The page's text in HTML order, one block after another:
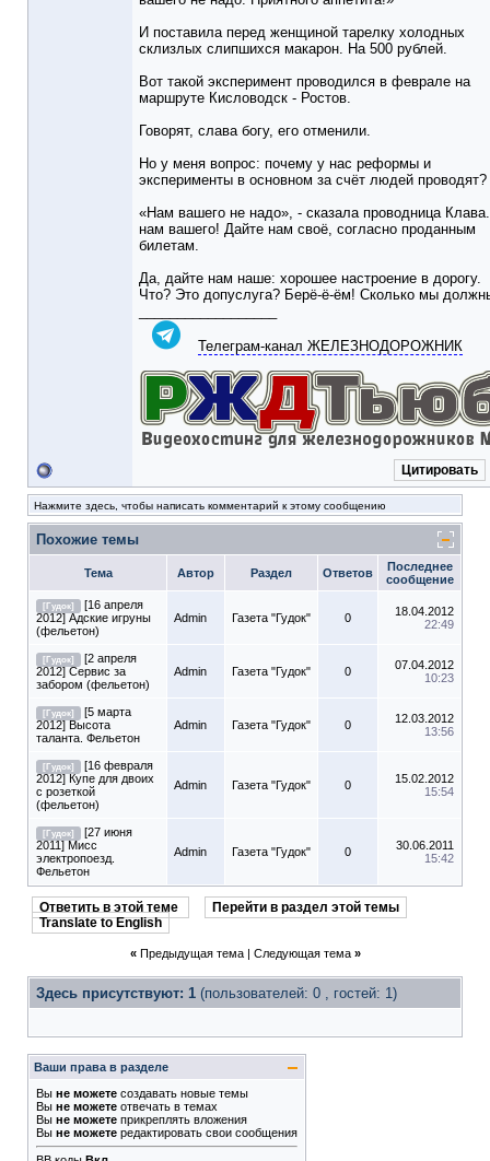
И поставила перед женщиной тарелку холодных
склизлых слипшихся макарон. На 500 рублей.
Вот такой эксперимент проводился в феврале на
маршруте Кисловодск - Ростов.
Говорят, слава богу, его отменили.
Но у меня вопрос: почему у нас реформы и
эксперименты в основном за счёт людей проводят?
«Нам вашего не надо», - сказала проводница
нам вашего! Дайте нам своё, согласно проданным
билетам.
Да, дайте нам наше: хорошее настроение в дорогу.
Что? Это допуслуга? Берё-ё-ём! Сколько мы
Телеграм-канал ЖЕЛЕЗНОДОРОЖНИК
Цитировать
Нажмите здесь, чтобы написать комментарий к этому сообщению
Похожие темы
Тема Автор Раздел Ответов
Последнее
сообщение
[Гудок]
[16 апреля
2012] Адские игруны
(фельетон)
Admin Газета "Гудок" 0
18.04.2012
22:49
[Гудок]
[2 апреля
2012] Сервис за
забором (фельетон)
Admin Газета "Гудок" 0
07.04.2012
10:23
[Гудок]
[5 марта
2012] Высота
таланта. Фельетон
Admin Газета "Гудок" 0
12.03.2012
13:56
[Гудок]
[16 февраля
2012] Купе для двоих
с розеткой
(фельетон)
Admin Газета "Гудок" 0
15.02.2012
15:54
[Гудок]
[27 июня
2011] Мисс
электропоезд.
Фельетон
Admin Газета "Гудок" 0
30.06.2011
15:42
Ответить в этой теме
Перейти в раздел этой темы
Translate to English
« Предыдущая тема| Следующая тема »
Здесь присутствуют: 1 (пользователей: 0 , гостей: 1)
Ваши права в разделе
Вы не можете создавать новые темы
Вы не можете отвечать в темах
Вы не можете прикреплять вложения
Вы не можете редактировать свои сообщения